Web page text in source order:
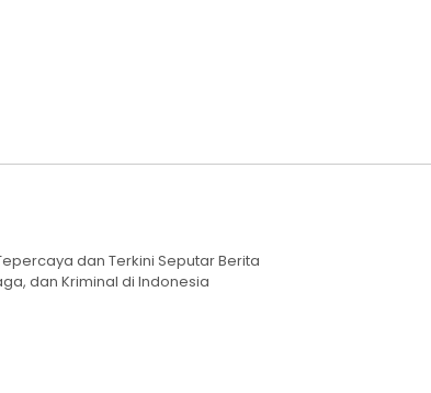
dan Terkini Seputar Berita
dan Kriminal di Indonesia